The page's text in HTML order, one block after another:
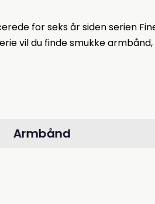
for seks år siden serien
vil du finde smukke
Armbånd